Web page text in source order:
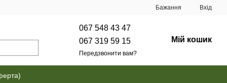
Бажання Вхід
067 548 43 47
067 319 59 15
Передзвонити вам?
Мій кошик